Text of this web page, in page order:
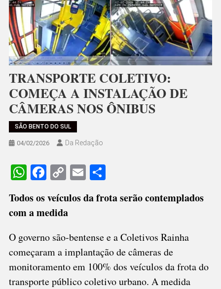
TRANSPORTE COLETIVO:
COMEÇA A INSTALAÇÃO DE
CÂMERAS NOS ÔNIBUS
SÃO BENTO DO SUL
04/02/2026 Da Redação
WhatsApp
Facebook
CopyEmailShare
Todos os veículos da frota serão contemplados
com a medida
O governo são-bentense e a Coletivos Rainha
começaram a implantação de câmeras de
monitoramento em 100% dos veículos da frota do
transporte público coletivo urbano. A medida